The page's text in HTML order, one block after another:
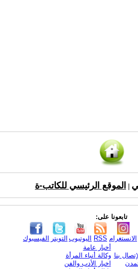
الموقع الرئيسي للكاتب-ة
تابعونا على:
الفيسبوك التويتر اليوتيوب RSS الانستغرام
بنا
أخبار عامة
وكالة أنباء المرأة
اخبار الأدب والفن